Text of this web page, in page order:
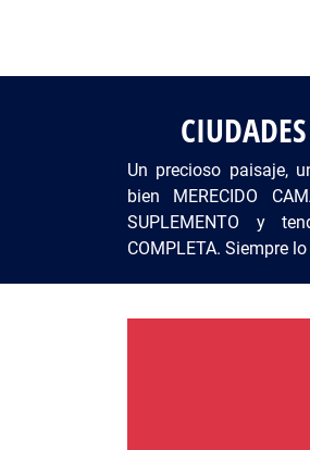
Un precioso paisaje,
bien MERECIDO
SUPLEMENTO y
COMPLETA. Siempre